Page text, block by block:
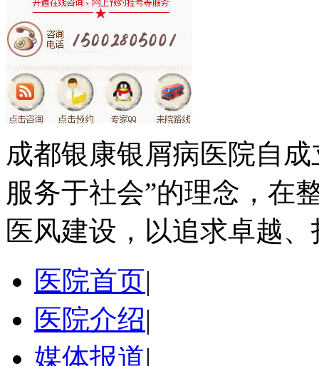
成都银康银屑病医院自
服务于社会”的理念，在
医风建设，以追求卓越
医院首页|
医院介绍|
媒体报道|